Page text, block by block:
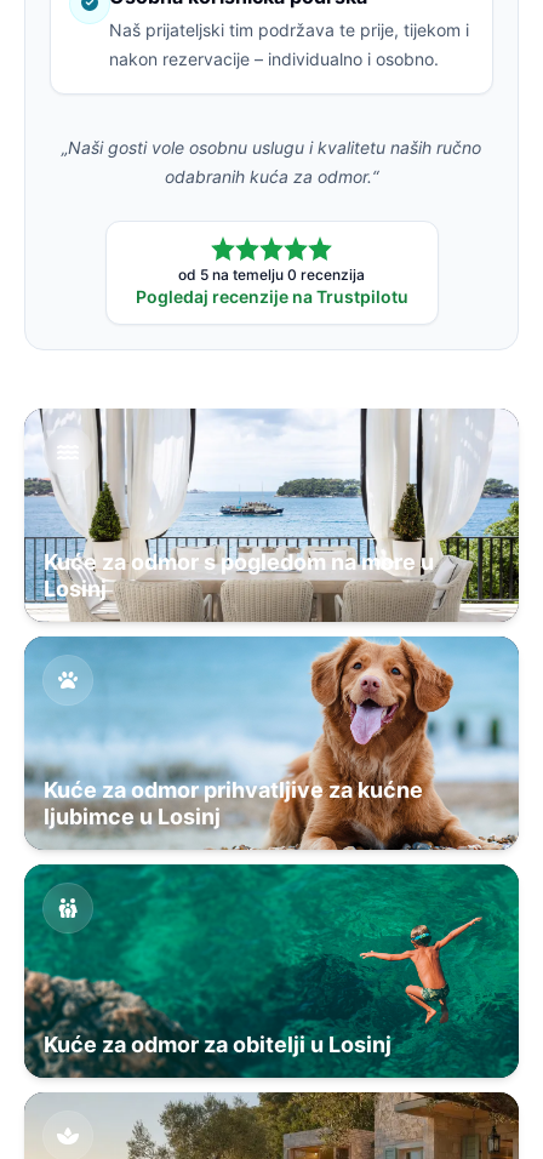
Naš prijateljski tim podržava te prije, tijekom i
nakon rezervacije – individualno i osobno.
„Naši gosti vole osobnu uslugu i kvalitetu naših ručno
odabranih kuća za odmor.“
od 5 na temelju 0 recenzija
Pogledaj recenzije na Trustpilotu
Kuće za odmor s pogledom na more u
Losinj
Kuće za odmor prihvatljive za kućne
ljubimce u Losinj
Kuće za odmor za obitelji u Losinj